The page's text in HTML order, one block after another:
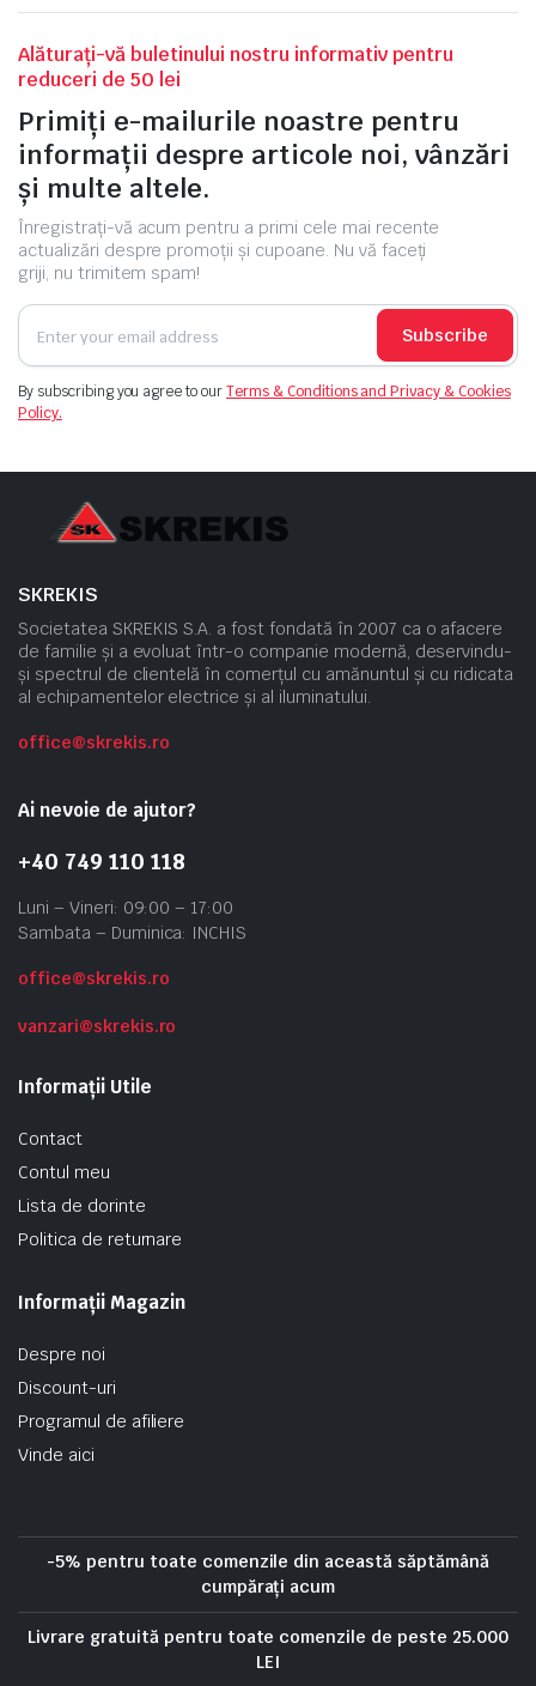
Alăturați-vă buletinului nostru informativ pentru
reduceri de 50 lei
Primiți e-mailurile noastre pentru
informații despre articole noi, vânzări
și multe altele.
Înregistrați-vă acum pentru a primi cele mai recente
actualizări despre promoții și cupoane. Nu vă faceți
griji, nu trimitem spam!
Subscribe
By subscribing you agree to ourTerms & Conditions and Privacy & Cookies
Policy.
SKREKIS
Societatea SKREKIS S.A. a fost fondată în 2007 ca o afacere
de familie și a evoluat într-o companie modernă, deservindu-
și spectrul de clientelă în comerțul cu amănuntul și cu ridicata
al echipamentelor electrice și al iluminatului.
office@skrekis.ro
Ai nevoie de ajutor?
+40 749 110 118
Luni – Vineri: 09:00 – 17:00
Sambata – Duminica: INCHIS
office@skrekis.ro
vanzari@skrekis.ro
Informații Utile
Contact
Contul meu
Lista de dorinte
Politica de returnare
Informații Magazin
Despre noi
Discount-uri
Programul de afiliere
Vinde aici
-5% pentru toate comenzile din această săptămână
cumpărați acum
Livrare gratuită pentru toate comenzile de peste 25.000
LEI